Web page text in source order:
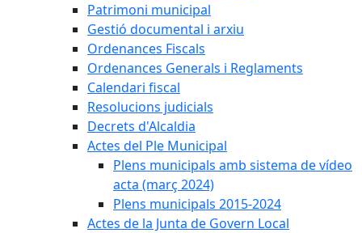
Patrimoni municipal
Gestió documental i arxiu
Ordenances Fiscals
Ordenances Generals i Reglaments
Calendari fiscal
Resolucions judicials
Decrets d'Alcaldia
Actes del Ple Municipal
Plens municipals amb sistema de vídeo
acta (març 2024)
Plens municipals 2015-2024
Actes de la Junta de Govern Local